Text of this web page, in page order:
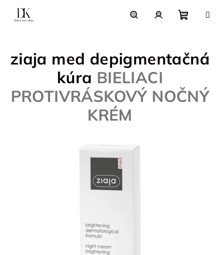
obsah
košík
ziaja med depigmentačná
kúra BIELIACI
PROTIVRÁSKOVÝ NOČNÝ
KRÉM